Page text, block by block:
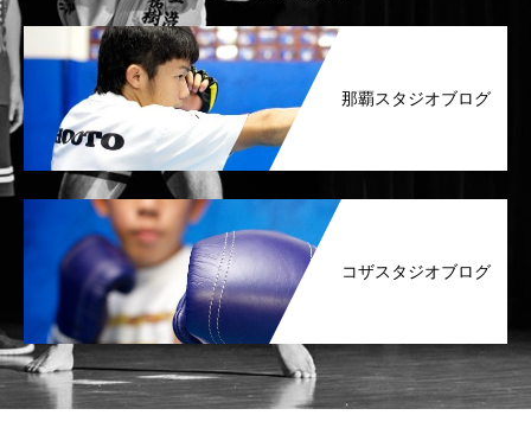
那覇スタジオブログ
コザスタジオブログ